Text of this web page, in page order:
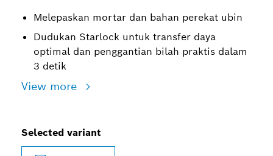
Melepaskan mortar dan bahan perekat ubin
Dudukan Starlock untuk transfer daya
optimal dan penggantian bilah praktis dalam
3 detik
View more
Selected variant